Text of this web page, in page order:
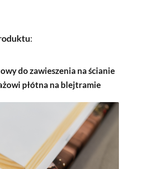
:
do zawieszenia na ścianie
płótna na blejtramie